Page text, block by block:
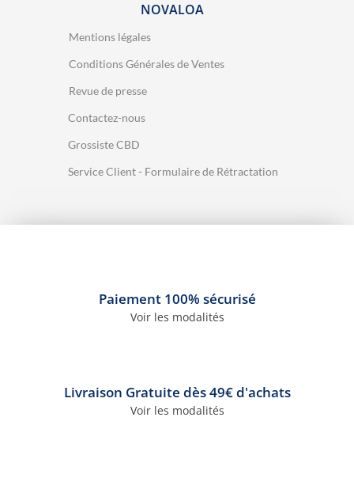
NOVALOA
Mentions légales
Conditions Générales de Ventes
Revue de presse
Contactez-nous
Grossiste CBD
Service Client - Formulaire de Rétractation
Paiement 100% sécurisé
Voir les modalités
Livraison Gratuite dès 49€ d'achats
Voir les modalités